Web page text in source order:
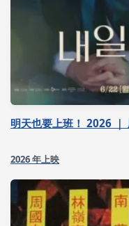
明天也要上班！ 2026 ｜
2026 年上映